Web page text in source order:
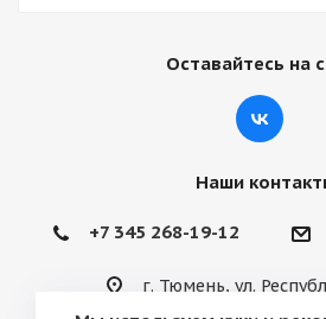
Оставайтесь на
Наши
+7 345 268-19-12
г. Тюмень, ул.